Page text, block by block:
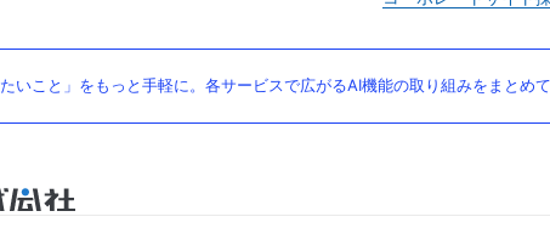
いこと」をもっと手軽に。各サービスで広がるAI機能の取り組みをまとめて